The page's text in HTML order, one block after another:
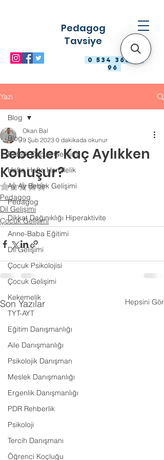
0 534 363 98
96
Pedagog
Tavsiye
Yazı
Blog
Bebek Çocuk Gelişimi
Hafta Hafta Hamilelik
Ay Ay Bebek Gelişimi
Pedagog
Dikkat Dağınıklığı Hiperaktivite
Anne-Baba Eğitimi
Dil Gelişimi
Çocuk Psikolojisi
Çocuk Gelişimi
Kekemelik
TYT-AYT
Eğitim Danışmanlığı
Aile Danışmanlığı
Psikolojik Danışman
Meslek Danışmanlığı
Ergenlik Danışmanlığı
PDR Rehberlik
Psikoloji
Tercih Danışmanı
Öğrenci Koçluğu
Blog
Bebekler Kaç Aylıkken
Konuşur?
Okan Bal
9 Şub 2023 0 dakikada okunur
5 üzerinden NaN yıldız
Pedagog
Dil Gelişimi
Çocuk Gelişimi
Son Yazılar Hepsini Gör